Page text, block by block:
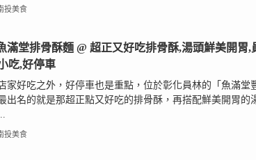
投美食
滿堂排骨酥麵 @ 超正又好吃排骨酥,湯頭鮮美開胃,
吃,好停車
家好吃之外，好停車也是重點，位於彰化員林的「魚滿堂
出名的就是那超正點又好吃的排骨酥，再搭配鮮美開胃的
投美食